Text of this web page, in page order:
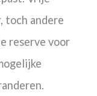
toch andere
reserve voor